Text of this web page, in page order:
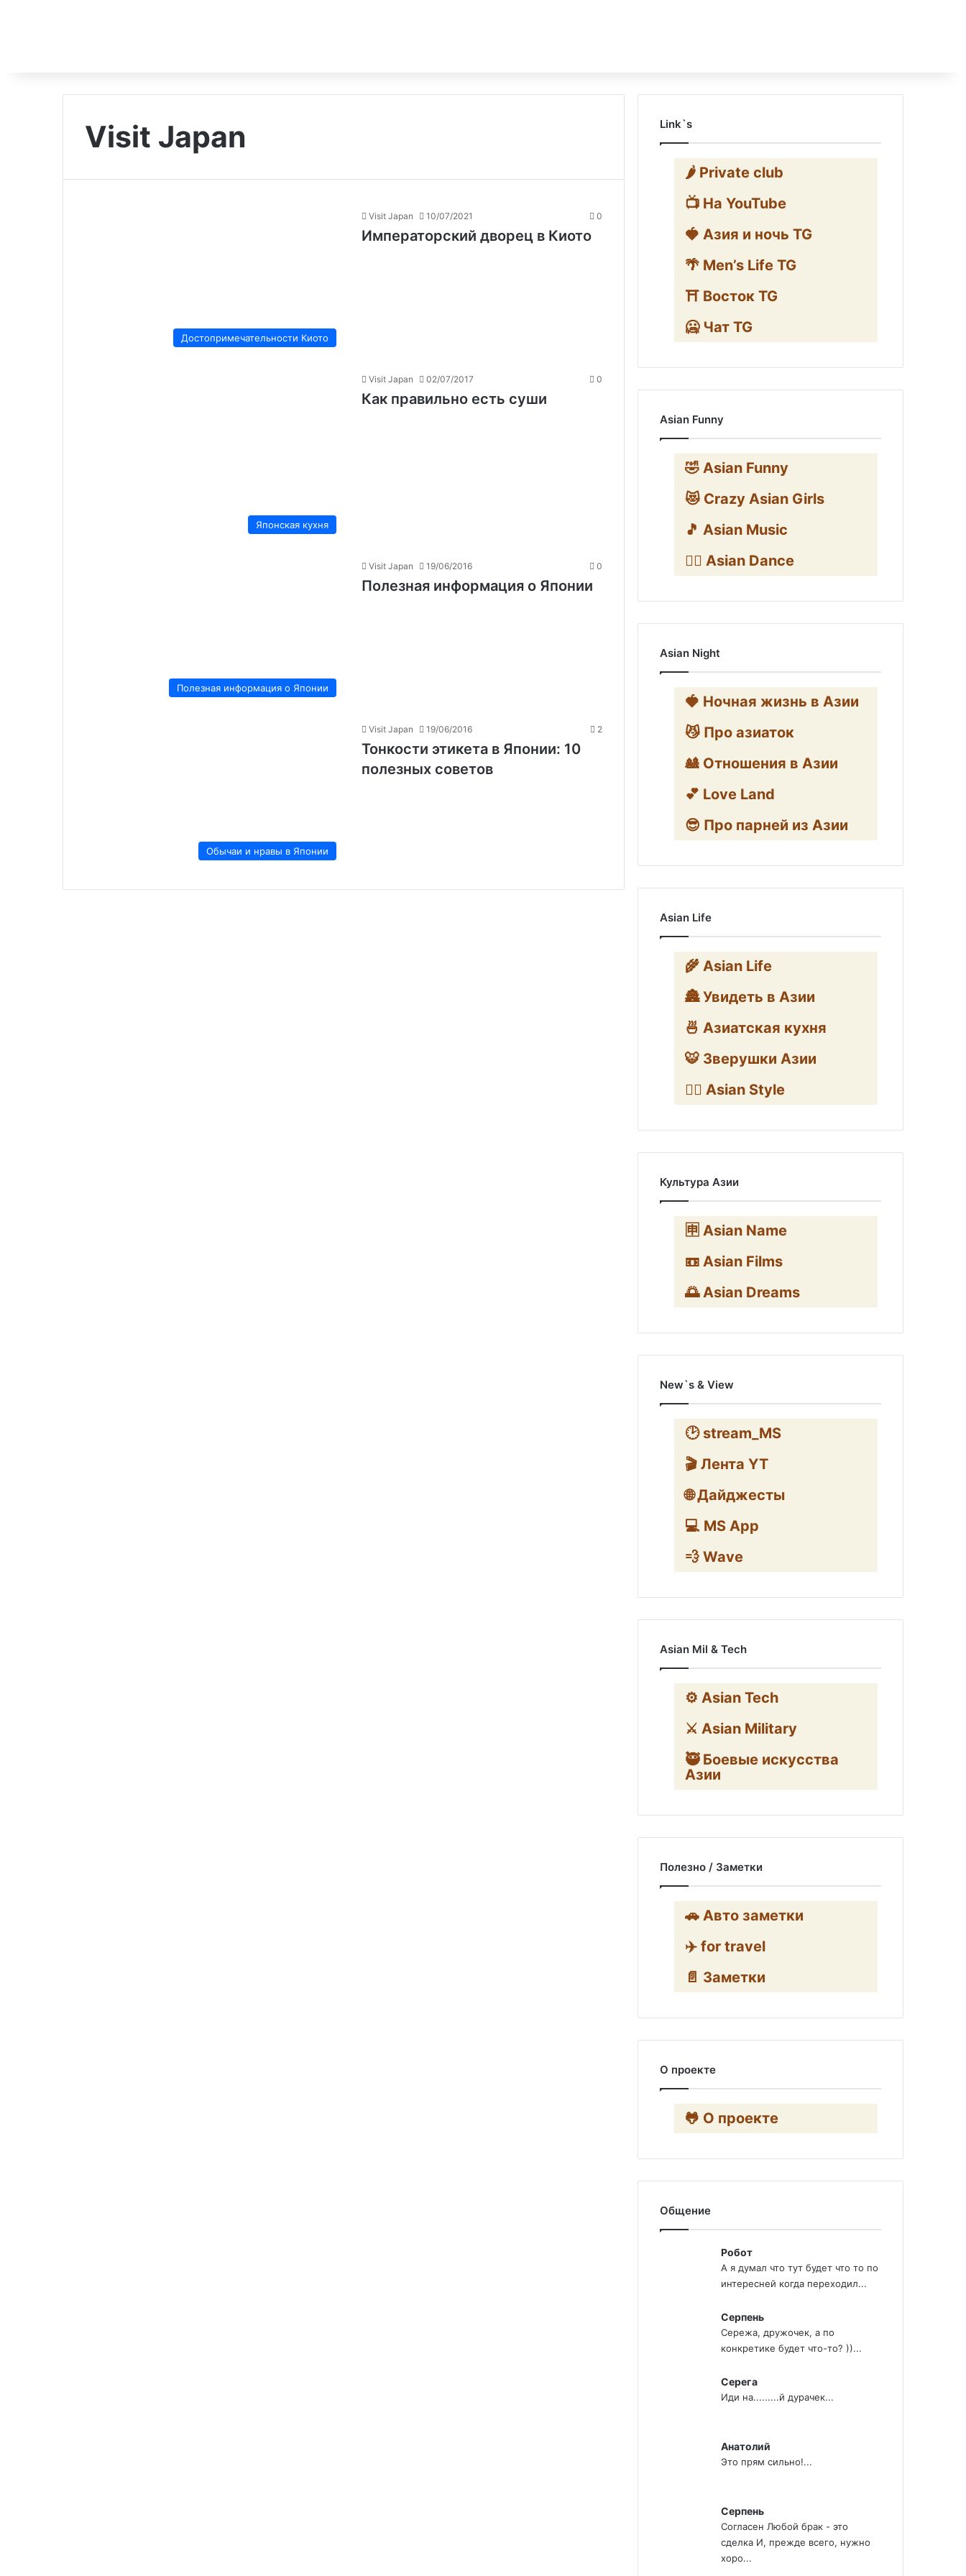
Visit Japan
Достопримечательности Киото
Visit Japan 10/07/2021 0
Императорский дворец в Киото
Японская кухня
Visit Japan 02/07/2017 0
Как правильно есть суши
Полезная информация о Японии
Visit Japan 19/06/2016 0
Полезная информация о Японии
Обычаи и нравы в Японии
Visit Japan 19/06/2016 2
Тонкости этикета в Японии: 10
полезных советов
Link`s
🌶️ Private club
📺 На YouTube
🍓 Азия и ночь TG
🌴 Men’s Life TG
⛩️ Восток TG
🥶 Чат TG
Asian Funny
🤣 Asian Funny
😻 Crazy Asian Girls
🎵 Asian Music
👯‍♀️ Asian Dance
Asian Night
🍓 Ночная жизнь в Азии
😼 Про азиаток
🎎 Отношения в Азии
💕 Love Land
😎 Про парней из Азии
Asian Life
🌾 Asian Life
🏯 Увидеть в Азии
🍜 Азиатская кухня
🐯 Зверушки Азии
🧛‍♂️ Asian Style
Культура Азии
🈸 Asian Name
📼 Asian Films
🌅 Asian Dreams
New`s & View
🕑 stream_MS
🎬 Лента YT
🌐 Дайджесты
💻 MS App
💨 Wave
Asian Mil & Tech
⚙️ Asian Tech
⚔️ Asian Military
🥷 Боевые искусства
Азии
Полезно / Заметки
🚗 Авто заметки
✈️ for travel
📄 Заметки
О проекте
🐸 О проекте
Общение
Робот
А я думал что тут будет что то по
интересней когда переходил...
Серпень
Сережа, дружочек, а по
конкретике будет что-то? ))...
Серега
Иди на.........й дурачек...
Анатолий
Это прям сильно!...
Серпень
Согласен Любой брак - это
сделка И, прежде всего, нужно
хоро...